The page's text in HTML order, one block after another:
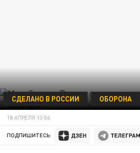
СДЕЛАНО В РОССИИ ОБОРОНА
18 АПРЕЛЯ 13:06
ПОДПИШИТЕСЬ: